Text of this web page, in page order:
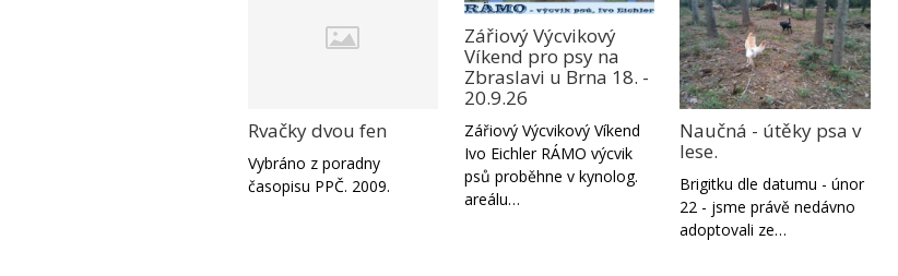
Rvačky dvou fen
Vybráno z poradny
časopisu PPČ. 2009.
Zářiový Výcvikový
Víkend pro psy na
Zbraslavi u Brna 18. -
20.9.26
Zářiový Výcvikový Víkend
Ivo Eichler RÁMO výcvik
psů proběhne v kynolog.
areálu…
Naučná - útěky psa v
lese.
Brigitku dle datumu - únor
22 - jsme právě nedávno
adoptovali ze…